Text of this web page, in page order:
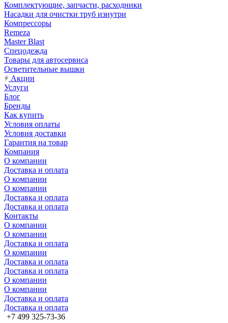
Комплектующие, запчасти, расходники
Насадки для очистки труб изнутри
Компрессоры
Remeza
Master Blast
Спецодежда
Товары для автосервиса
Осветительные вышки
Акции
Услуги
Блог
Бренды
Как купить
Условия оплаты
Условия доставки
Гарантия на товар
Компания
О компании
Доставка и оплата
О компании
О компании
Доставка и оплата
Доставка и оплата
Контакты
О компании
О компании
Доставка и оплата
О компании
Доставка и оплата
Доставка и оплата
О компании
О компании
Доставка и оплата
Доставка и оплата
+7 499 325-73-36